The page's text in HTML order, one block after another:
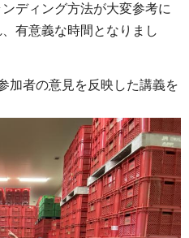
ディング方法が大変参考に
有意義な時間となりまし
加者の意見を反映した講義を